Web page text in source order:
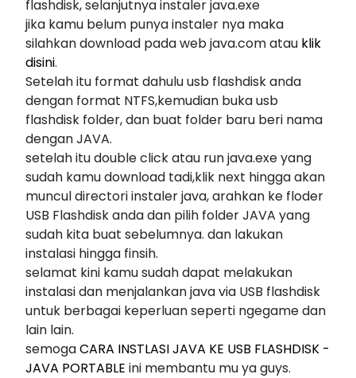
flashdisk, selanjutnya instaler java.exe
jika kamu belum punya instaler nya maka
silahkan download pada web java.com atau klik
disini.
Setelah itu format dahulu usb flashdisk anda
dengan format NTFS,kemudian buka usb
flashdisk folder, dan buat folder baru beri nama
dengan JAVA.
setelah itu double click atau run java.exe yang
sudah kamu download tadi,klik next hingga akan
muncul directori instaler java, arahkan ke floder
USB Flashdisk anda dan pilih folder JAVA yang
sudah kita buat sebelumnya. dan lakukan
instalasi hingga finsih.
selamat kini kamu sudah dapat melakukan
instalasi dan menjalankan java via USB flashdisk
untuk berbagai keperluan seperti ngegame dan
lain lain.
semogaCARA INSTLASI JAVA KE USB FLASHDISK -
JAVA PORTABLE ini membantu mu ya guys.